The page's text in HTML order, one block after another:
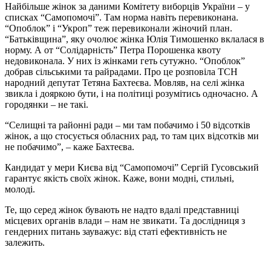
Найбільше жінок за даними Комітету виборців України – у
списках “Самопомочі”. Там норма навіть перевиконана.
“Опоблок” і “Укроп” теж перевиконали жіночий план.
“Батьківщина”, яку очолює жінка Юлія Тимошенко вклалася в
норму. А от “Солідарність” Петра Порошенка квоту
недовиконала. У них із жінками геть сутужно. “Опоблок”
добрав сільськими та райрадами. Про це розповіла ТСН
народний депутат Тетяна Бахтеєва. Мовляв, на селі жінка
звикла і дояркою бути, і на політиці розумітись одночасно. А
городянки – не такі.
“Селищні та районні ради – ми там побачимо і 50 відсотків
жінок, а що стосується обласних рад, то там цих відсотків ми
не побачимо”, – каже Бахтеєва.
Кандидат у мери Києва від “Самопомочі” Сергій Гусовський
гарантує якість своїх жінок. Каже, вони модні, стильні,
молоді.
Те, що серед жінок бувають не надто вдалі представниці
місцевих органів влади – нам не звикати. Та дослідниця з
гендерних питань зауважує: від статі ефективність не
залежить.